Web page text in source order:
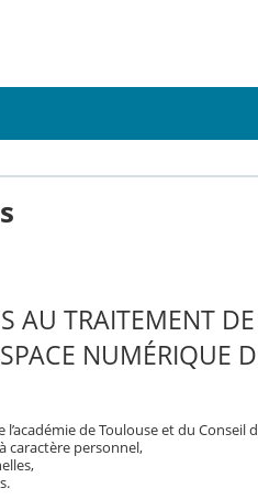
AU TRAITEMENT
NUMÉRIQUE
l’académie de Toulouse et du
caractère personnel,